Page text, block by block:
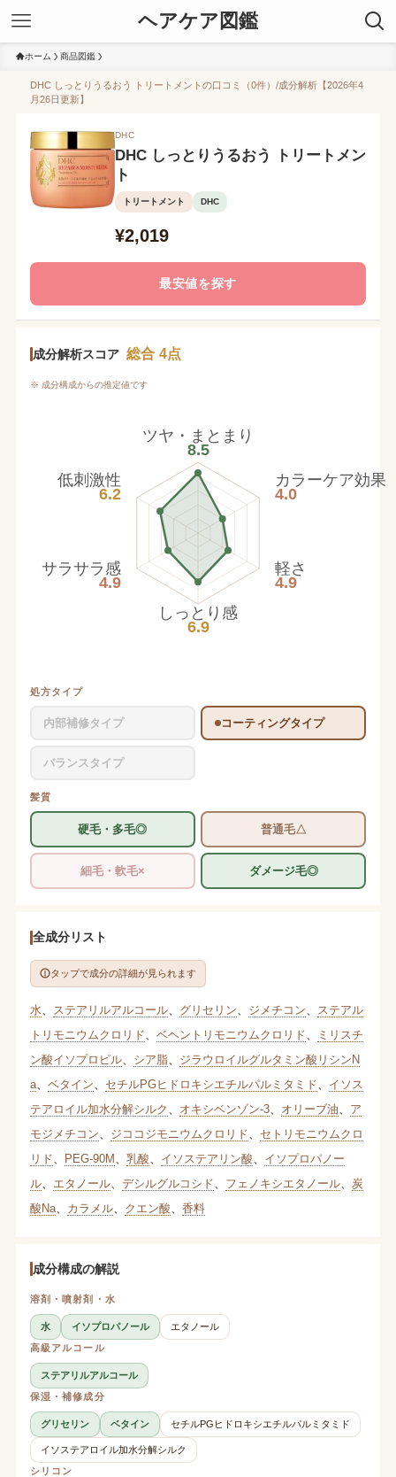
ヘアケア図鑑
ホーム 商品図鑑
DHC しっとりうるおう トリートメントの口コミ（0件）/成分解析【2026年4
月26日更新】
DHC
DHC しっとりうるおう トリートメン
ト
トリートメント DHC
¥2,019
最安値を探す
成分解析スコア 総合 4点
※ 成分構成からの推定値です
ツヤ・まとまり
8.5
カラーケア効果
4.0
軽さ
4.9
しっとり感
6.9
サラサラ感
4.9
低刺激性
6.2
処方タイプ
内部補修タイプ コーティングタイプ
バランスタイプ
髪質
硬毛・多毛◎ 普通毛△
細毛・軟毛× ダメージ毛◎
全成分リスト
タップで成分の詳細が見られます
水 ステアリルアルコール、 グリセリン ジメチコン
ステアル
トリモニウムクロリド
ベヘントリモニウムクロリド
ミリスチ
ン酸イソプロピル、 シア脂、 ジラウロイルグルタミン酸リシンN
a、 ベタイン セチルPGヒドロキシエチルパルミタミド
イソス
テアロイル加水分解シルク
オキシベンゾン-3、 オリーブ油
ア
モジメチコン
ジココジモニウムクロリド
セトリモニウムクロ
リド
PEG-90M 乳酸 イソステアリン酸
イソプロパノー
ル、 エタノール、 デシルグルコシド フェノキシエタノール、 炭
酸Na、 カラメル、 クエン酸 香料
成分構成の解説
溶剤・噴射剤・水
水 イソプロパノール
エタノール
高級アルコール
ステアリルアルコール
保湿・補修成分
グリセリン ベタイン セチルPGヒドロキシエチルパルミタミド
イソステアロイル加水分解シルク
シリコン